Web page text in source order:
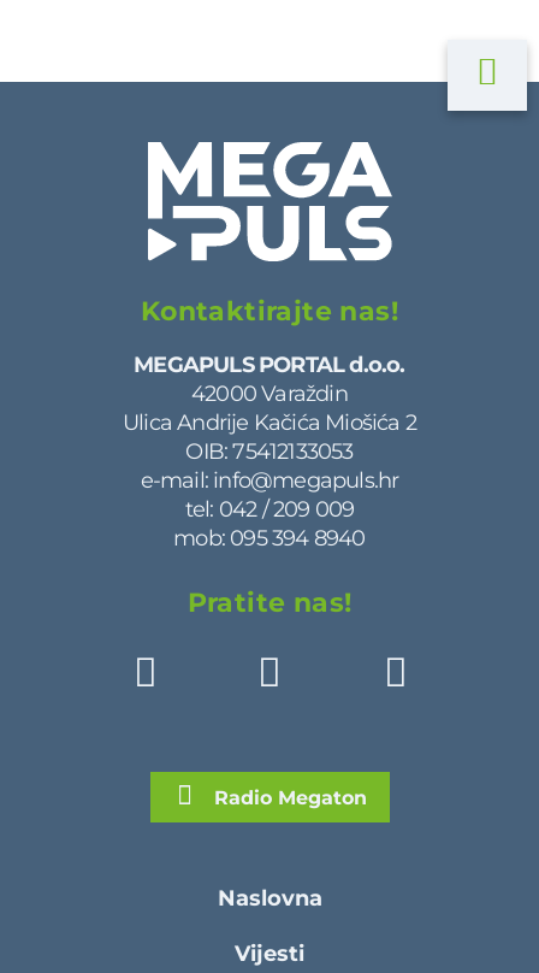
Kontaktirajte nas!
MEGAPULS PORTAL d.o.o.
42000 Varaždin
Ulica Andrije Kačića Miošića 2
OIB: 75412133053
e-mail: info@megapuls.hr
tel: 042 / 209 009
mob: 095 394 8940
Pratite nas!
Radio Megaton
Naslovna
Vijesti